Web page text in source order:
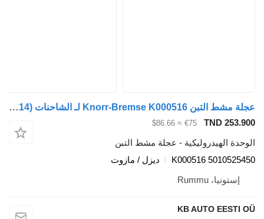
عجلة مشط التبن Knorr-Bremse K000516 لـ الشاحنات Renault Premium, Premium 2 (1996-2014)
TND 253.900
€75
≈ $86.66
الوحدة الهيدروليكية - عجلة مشط التبن
K000516 5010525450
ديزل / مازوت
إستونيا، Rummu
KB AUTO EESTI OÜ